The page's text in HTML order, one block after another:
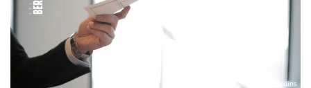
© Collège des Bernardins